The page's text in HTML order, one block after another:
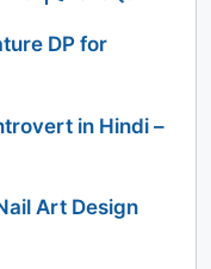
DP for
in Hindi –
Art Design